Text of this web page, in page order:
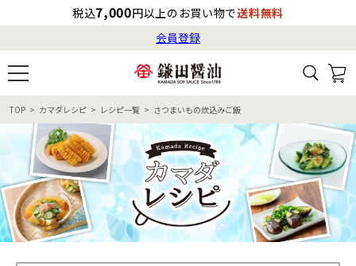
税込7,000円以上のお買い物で送料無料
会員登録
ログイン
会員登録
すべての商品一覧
商品カテゴリ
ギフト
すべてから検索
商品検索
カタログ番号・記号検索
レシピ検索
TOP カマダレシピ レシピ一覧 さつまいもの炊込みご飯
最短お届け日（国内）の目安
8月7日
13:00
へのお届け予定日は
8月8日（土）です。